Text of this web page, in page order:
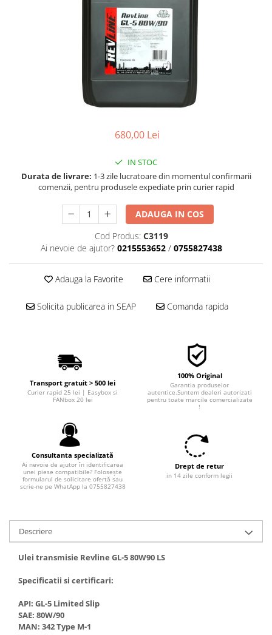
Accesorii spalare si uscare
Spalare si detailing rapid
Decontaminare vopsea
Intretinere vopsea
Recipiente si pulverizatoare
Genti si accesorii
■ Accesorii filtre
■ Filtre ulei
■ Filtre aer
■ Filtre combustibil
■ Filtre uscator
■ Filtre epurator
Filtre aditivi
Filtre agent racire
Filtre aer
Filtre combustibil
Filtre habitaclu
Filtre uscator
Filtre epurator
Sistem franare
680,00 Lei
IN STOC
Durata de livrare: 1-3 zile lucratoare din momentul confirmarii
comenzii, pentru produsele expediate prin curier rapid
ADAUGA IN COS
Cod Produs: C3119
Ai nevoie de ajutor? 0215553652 / 0755827438
Adauga la Favorite Cere informatii
Solicita publicarea in SEAP Comanda rapida
Transport gratuit > 500 lei
Curier rapid 25 lei | Easybox si
FANbox 20 lei
100% Original
Garantia produselor
autentice.Suntem dealeri autorizati
pentru toate marcile comercializate
!
Consultanta specializată
Ai nevoie de ajutor în identificarea
unei piese compatibile? Folosește
formularul de solicitare ofertă sau
scrie-ne pe WhatApp la 0755827438
Drept de retur
in 14 zile conform legii
Descriere
Ulei transmisie Revline GL-5 80W90 LS
Specificatii si certificari:
API: GL-5 Limited Slip
SAE: 80W/90
MAN: 342 Type M-1